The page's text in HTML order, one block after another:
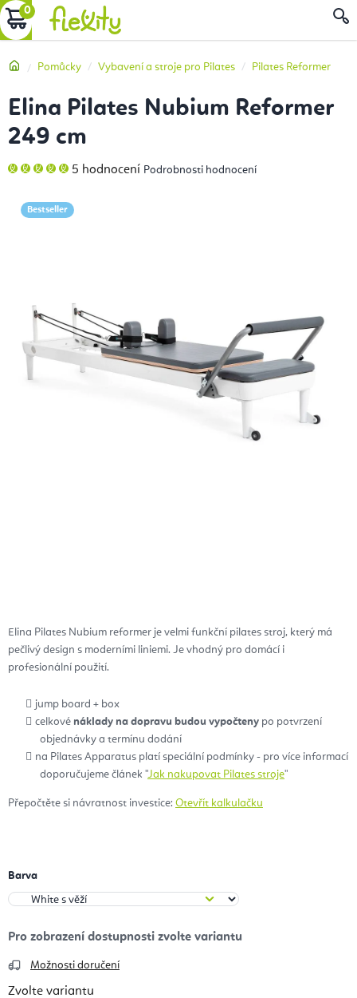
Přejít
na
NÁKUPNÍ
DomůPomůcky Vybavení a stroje pro Pilates Pilates Reformer
Elina Pilates Nubium reformer je velmi funkční pilates stroj, který má
pečlivý design s moderními liniemi. Je vhodný pro domácí i
profesionální použití.
jump board + box
celkové náklady na dopravu budou vypočteny po potvrzení
objednávky a termínu dodání
na Pilates Apparatus platí speciální podmínky - pro více informací
doporučujeme článek "Jak nakupovat Pilates stroje"
Přepočtěte si návratnost investice: Otevřít kalkulačku
Barva
Možnosti doručení
Zvolte variantu
Elina Pilates Nubium Reformer
249 cm
Průměrné
hodnocení
5,0
z
5 hodnocení Podrobnosti hodnocení
Bestseller